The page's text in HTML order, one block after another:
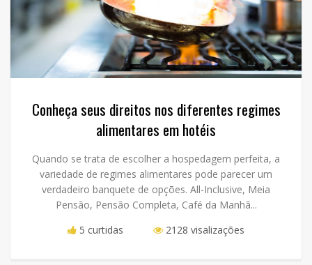
Conheça seus direitos nos diferentes regimes
alimentares em hotéis
Quando se trata de escolher a hospedagem perfeita, a
variedade de regimes alimentares pode parecer um
verdadeiro banquete de opções. All-Inclusive, Meia
Pensão, Pensão Completa, Café da Manhã...
5 curtidas
2128 visalizações